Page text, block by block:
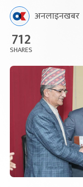
अनलाइनखबर
712
SHARES